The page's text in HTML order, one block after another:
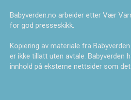
Babyverden.no arbeider etter Vær
for god presseskikk.
Kopiering av materiale fra
er ikke tillatt uten avtale. Babyverden
innhold på eksterne nettsider som